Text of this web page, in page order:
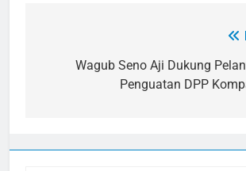
Wagub Seno Aji Dukung
Penguatan DPP